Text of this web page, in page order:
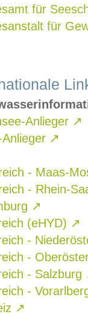
für
für
Anlieger ↗
↗
- Maas-
- Rhein-
↗
(eHYD) ↗
-
-
- Salzburg
-
↗